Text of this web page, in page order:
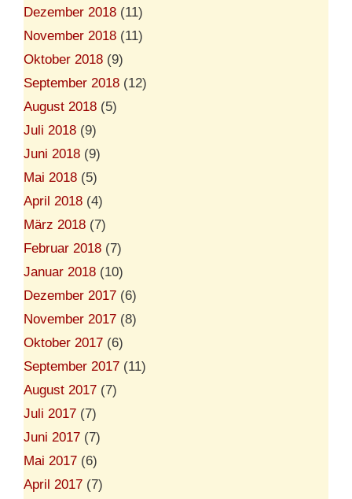
Dezember 2018 (11)
November 2018 (11)
Oktober 2018 (9)
September 2018 (12)
August 2018 (5)
Juli 2018 (9)
Juni 2018 (9)
Mai 2018 (5)
April 2018 (4)
März 2018 (7)
Februar 2018 (7)
Januar 2018 (10)
Dezember 2017 (6)
November 2017 (8)
Oktober 2017 (6)
September 2017 (11)
August 2017 (7)
Juli 2017 (7)
Juni 2017 (7)
Mai 2017 (6)
April 2017 (7)